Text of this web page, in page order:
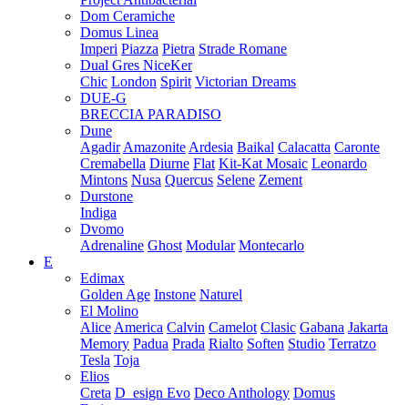
Dom Ceramiche
Domus Linea
Imperi Piazza Pietra Strade Romane
Dual Gres NiceKer
Chic London Spirit Victorian Dreams
DUE-G
BRECCIA PARADISO
Dune
Agadir Amazonite Ardesia Baikal Calacatta Caronte
Cremabella Diurne Flat Kit-Kat Mosaic Leonardo
Mintons Nusa Quercus Selene Zement
Durstone
Indiga
Dvomo
Adrenaline Ghost Modular Montecarlo
E
Edimax
Golden Age Instone Naturel
El Molino
Alice America Calvin Camelot Clasic Gabana Jakarta
Memory Padua Prada Rialto Soften Studio Terratzo
Tesla Toja
Elios
Creta D_esign Evo Deco Anthology Domus